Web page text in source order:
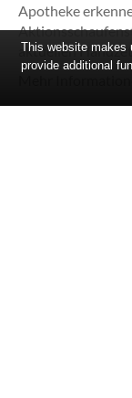
Apotheke
aktuellen
This website makes
provide additional